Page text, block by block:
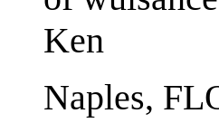
Ken
Naples,